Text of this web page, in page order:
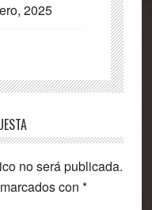
2025
no será publicada.
con *